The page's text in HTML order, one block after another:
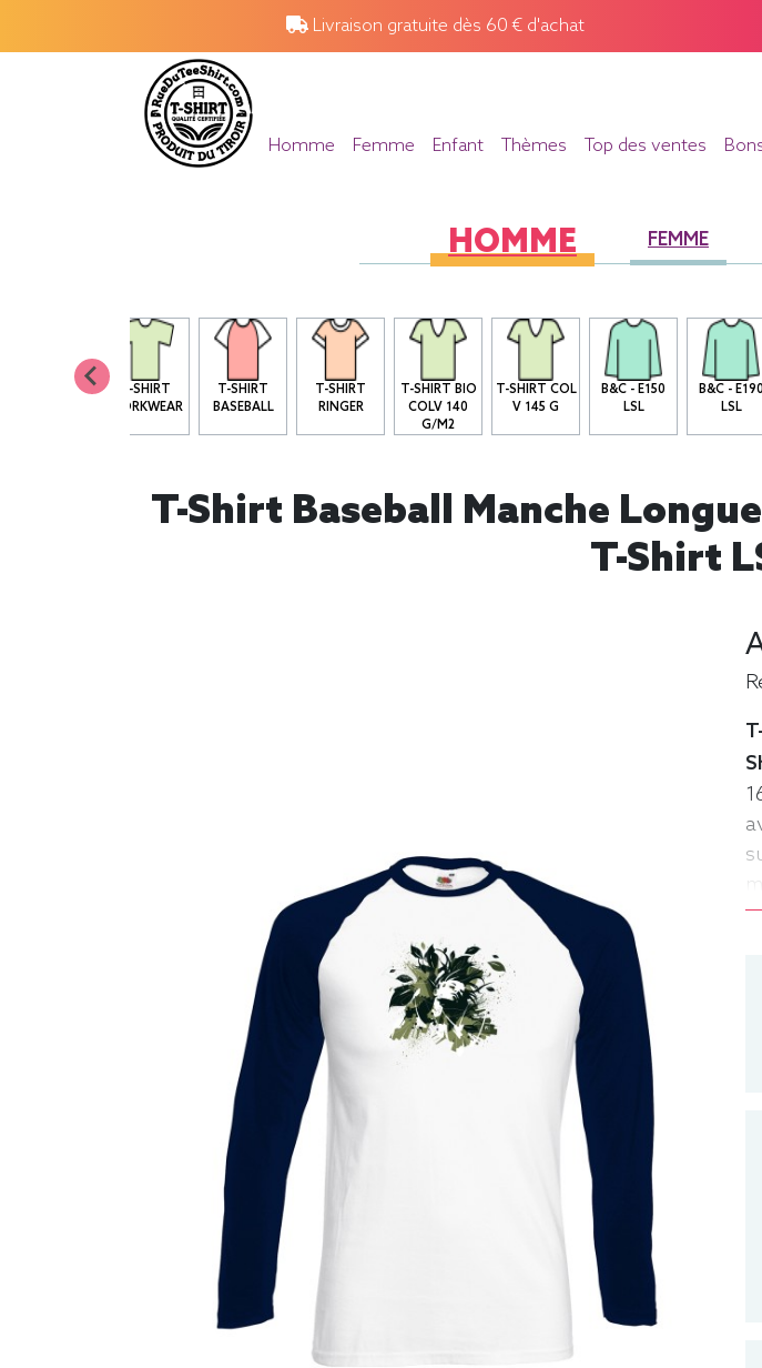
Livraison gratuite dès 60 € d'achat
Homme Femme Enfant Thèmes Top des ventes
HOMME FEMME
T SHIRT BIO
T-SHIRT
WORKWEAR
T-SHIRT
BASEBALL
T-SHIRT
RINGER
T-SHIRT BIO
COLV 140
G/M2
T-SHIRT COL
V 145 G
B&C - E150
LSL
B&C - E190
LSL
T-Shirt Baseball Manche
T-Shirt